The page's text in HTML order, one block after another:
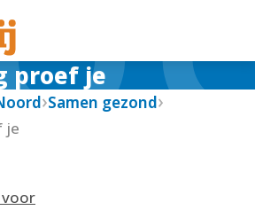
proef je
Samen gezond
je
voor